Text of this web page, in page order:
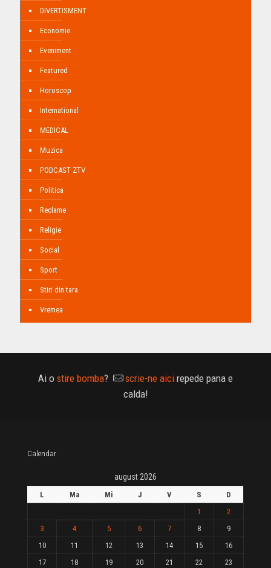
DIVERTISMENT
Economie
Eveniment
Featured
Horoscop
International
MEDICAL
Muzica
PODCAST ZTV
Politica
Reclame
Religie
Social
Sport
Stiri din tara
Vremea
Ai o stire bomba? scrie-ne aici repede pana e
calda!
Calendar
august 2026
L Ma Mi J V S
D
1
2
3
4 5 6 7 8
9
10
11 12 13 14 15
16
17
18 19 20 21 22
23